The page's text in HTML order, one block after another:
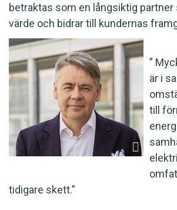
betraktas som en långsiktig partner
värde och bidrar till kundernas
”
är i
till
tidigare skett.”